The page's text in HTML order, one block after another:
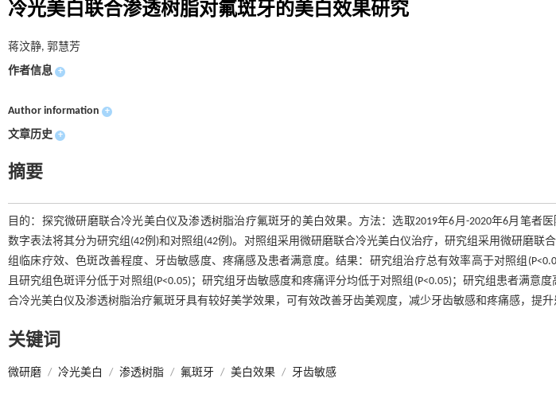
冷光美白联合渗透树脂对氟斑牙的美白效果研究
蒋汶静, 郭慧芳
作者信息 +
Author information +
文章历史 +
摘要
目的：探究微研磨联合冷光美白仪及渗透树脂治疗氟斑牙的美白效果。方法：选取2019年6月-2020年6月笔者
数字表法将其分为研究组(42例)和对照组(42例)。对照组采用微研磨联合冷光美白仪治疗，研究组采用微研磨联
组临床疗效、色斑改善程度、牙齿敏感度、疼痛感及患者满意度。结果：研究组治疗总有效率高于对照组
且研究组色斑评分低于对照组(P<0.05)；研究组牙齿敏感度和疼痛评分均低于对照组(P<0.05)；研究组患者满意
合冷光美白仪及渗透树脂治疗氟斑牙具有较好美学效果，可有效改善牙齿美观度，减少牙齿敏感和疼痛感，提升
关键词
微研磨 / 冷光美白 / 渗透树脂 / 氟斑牙 / 美白效果 / 牙齿敏感